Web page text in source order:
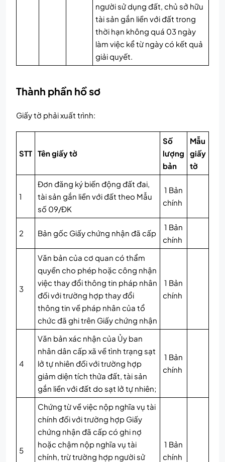
người sử dụng đất, chủ sở hữu
tài sản gắn liền với đất trong
thời hạn không quá 03 ngày
làm việc kể từ ngày có kết quả
giải quyết.
Thành phần hồ sơ
Giấy tờ phải xuất trình:
STT Tên giấy tờ
Số
lượng
bản
Mẫu
giấy
tờ
1
Đơn đăng ký biến động đất đai,
tài sản gắn liền với đất theo Mẫu
số 09/ĐK
1 Bản
chính
2 Bản gốc Giấy chứng nhận đã cấp
1 Bản
chính
3
Văn bản của cơ quan có thẩm
quyền cho phép hoặc công nhận
việc thay đổi thông tin pháp nhân
đối với trường hợp thay đổi
thông tin về pháp nhân của tổ
chức đã ghi trên Giấy chứng nhận
1 Bản
chính
4
Văn bản xác nhận của Ủy ban
nhân dân cấp xã về tình trạng sạt
lở tự nhiên đối với trường hợp
giảm diện tích thửa đất, tài sản
gắn liền với đất do sạt lở tự nhiên;
1 Bản
chính
5
Chứng từ về việc nộp nghĩa vụ tài
chính đối với trường hợp Giấy
chứng nhận đã cấp có ghi nợ
hoặc chậm nộp nghĩa vụ tài
chính, trừ trường hợp người sử
1 Bản
chính